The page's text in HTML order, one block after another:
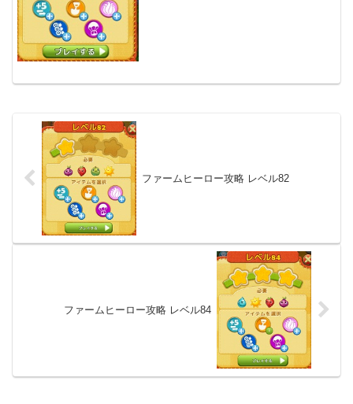
ファームヒーロー攻略 レベル82
ファームヒーロー攻略 レベル84